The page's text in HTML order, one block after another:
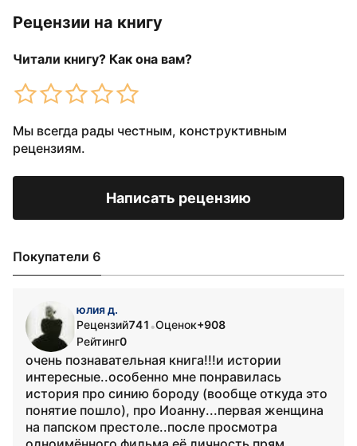
Рецензии на книгу
Читали книгу? Как она вам?
Мы всегда рады честным, конструктивным
рецензиям.
Написать рецензию
Покупатели 6
юлия д.
Рецензий741 •Оценок+908
Рейтинг0
очень познавательная книга!!!и истории
интересные..особенно мне понравилась
история про синию бороду (вообще откуда это
понятие пошло), про Иоанну...первая женщина
на папском престоле..после просмотра